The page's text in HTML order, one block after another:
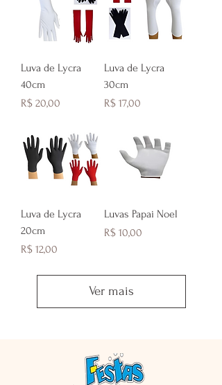
Luva de Lycra
40cm
Preço
R$ 20,00
Luva de Lycra
30cm
Preço
R$ 17,00
Luva de Lycra
20cm
Preço
R$ 12,00
Luvas Papai Noel
Preço
R$ 10,00
Ver mais